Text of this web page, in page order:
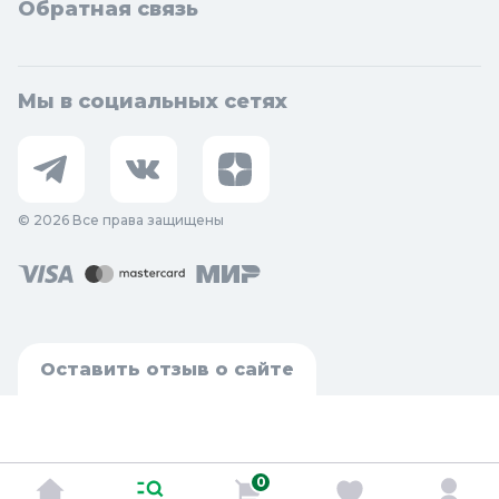
Обратная связь
Мы в социальных сетях
© 2026 Все права защищены
Оставить отзыв о сайте
0